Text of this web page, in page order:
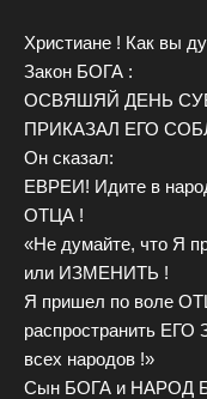
Христиане ! Как вы
Закон БОГА :
ОСВЯШЯЙ ДЕНЬ
ПРИКАЗАЛ ЕГО
Он сказал:
ЕВРЕИ! Идите в
ОТЦА !
«Не думайте, что
или ИЗМЕНИТЬ !
Я пришел по воле
распространить
всех народов !»
Сын БОГА и НАРОД